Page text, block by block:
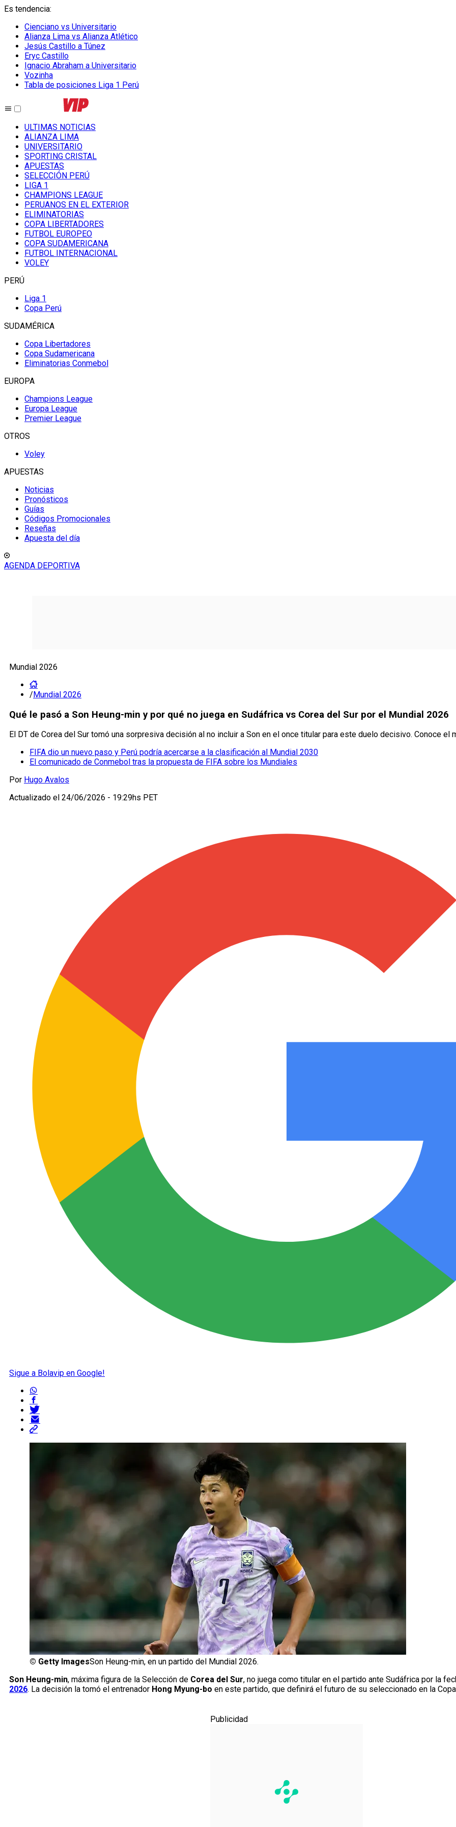
Es tendencia:
Cienciano vs Universitario
Alianza Lima vs Alianza Atlético
Jesús Castillo a Túnez
Eryc Castillo
Ignacio Abraham a Universitario
Vozinha
Tabla de posiciones Liga 1 Perú
ULTIMAS NOTICIAS
ALIANZA LIMA
UNIVERSITARIO
SPORTING CRISTAL
APUESTAS
SELECCIÓN PERÚ
LIGA 1
CHAMPIONS LEAGUE
PERUANOS EN EL EXTERIOR
ELIMINATORIAS
COPA LIBERTADORES
FUTBOL EUROPEO
COPA SUDAMERICANA
FUTBOL INTERNACIONAL
VOLEY
PERÚ
Liga 1
Copa Perú
SUDAMÉRICA
Copa Libertadores
Copa Sudamericana
Eliminatorias Conmebol
EUROPA
Champions League
Europa League
Premier League
OTROS
Voley
APUESTAS
Noticias
Pronósticos
Guías
Códigos Promocionales
Reseñas
Apuesta del día
AGENDA DEPORTIVA
Mundial 2026
/Mundial 2026
Qué le pasó a Son Heung-min y por qué no juega en Sudáfrica vs Corea del Sur por el Mundial 2026
El DT de Corea del Sur tomó una sorpresiva decisión al no incluir a Son en el once titular para este duelo decisivo. Conoce el
FIFA dio un nuevo paso y Perú podría acercarse a la clasificación al Mundial 2030
El comunicado de Conmebol tras la propuesta de FIFA sobre los Mundiales
Por Hugo Avalos
Actualizado el 24/06/2026 - 19:29hs PET
Sigue a Bolavip en Google!
© Getty ImagesSon Heung-min, en un partido del Mundial 2026.
Son Heung-min, máxima figura de la Selección de Corea del Sur, no juega como titular en el partido ante Sudáfrica por la
2026. La decisión la tomó el entrenador Hong Myung-bo en este partido, que definirá el futuro de su seleccionado en la
Publicidad